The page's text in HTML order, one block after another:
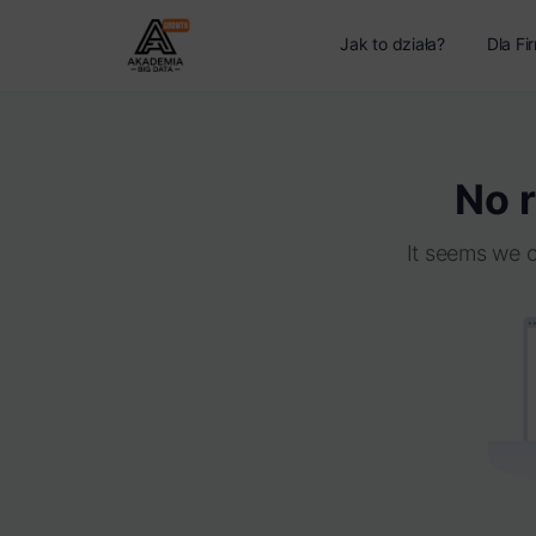
Jak to działa? Dla
No
It seems we